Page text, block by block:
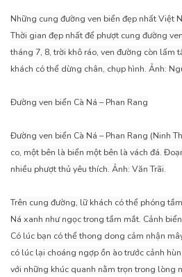
Những cung đường ven biển đẹp nhất Việt
Thời gian đẹp nhất để phượt cung đường
tháng 7, 8, trời khô ráo, ven đường còn lấm
khách có thể dừng chân, chụp hình. Ảnh:
Đường ven biển Cà Ná – Phan Rang
Đường ven biển Cà Ná – Phan Rang (Ninh
co, một bên là biển một bên là vách đá.
nhiều phượt thủ yêu thích. Ảnh: Văn Trãi.
Trên cung đường, lữ khách có thể phóng
Ná xanh như ngọc trong tầm mắt. Cảnh
Có lúc bạn có thể thong dong cảm nhận
có lúc lại choáng ngợp ồn ào trước cảnh
với những khúc quanh nằm trọn trong lòng